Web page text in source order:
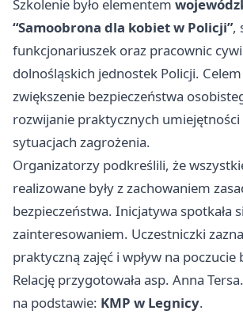
Szkolenie było elementem
“Samoobrona dla kobiet w Policji”,
funkcjonariuszek oraz pracownic
dolnośląskich jednostek Policji.
zwiększenie bezpieczeństwa
rozwijanie praktycznych
sytuacjach zagrożenia.
Organizatorzy podkreślili, że
realizowane były z zachowaniem
bezpieczeństwa. Inicjatywa spotkała
zainteresowaniem. Uczestniczki
praktyczną zajęć i wpływ na poczucie
Relację przygotowała asp. Anna Tersa.
na podstawie: KMP w Legnicy.